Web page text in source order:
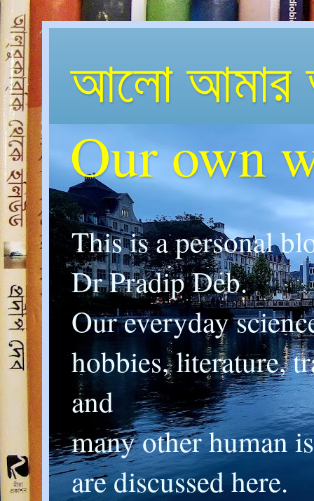
আলো আমার
Our own
This is a personal
Dr Pradip Deb.
Our everyday
hobbies, literature,
and
many other human
are discussed here.